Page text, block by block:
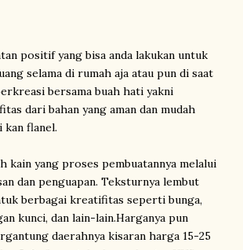
positif yang bisa anda lakukan untuk
selama di rumah aja atau pun di saat
bersama buah hati yakni
dari bahan yang aman dan mudah
flanel.
kain yang proses pembuatannya melalui
dan penguapan. Teksturnya lembut
berbagai kreatifitas seperti bunga,
kunci, dan lain-lain.Harganya pun
daerahnya kisaran harga 15-25